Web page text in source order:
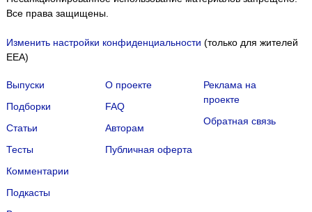
Все права защищены.
Изменить настройки конфиденциальности (только для жителей
EEA)
Выпуски
Подборки
Статьи
Тесты
Комментарии
Подкасты
О проекте
FAQ
Авторам
Публичная оферта
Реклама на
проекте
Обратная связь